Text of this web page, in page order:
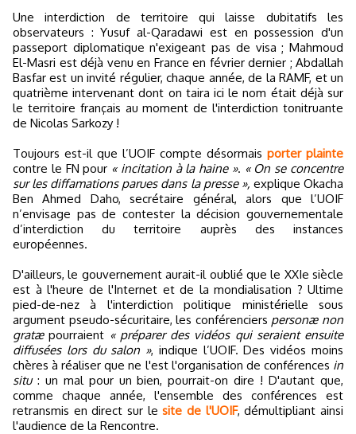
Une interdiction de territoire qui laisse dubitatifs les
observateurs : Yusuf al-Qaradawi est en possession d'un
passeport diplomatique n'exigeant pas de visa ; Mahmoud
El-Masri est déjà venu en France en février dernier ; Abdallah
Basfar est un invité régulier, chaque année, de la RAMF, et un
quatrième intervenant dont on taira ici le nom était déjà sur
le territoire français au moment de l'interdiction tonitruante
de Nicolas Sarkozy !
Toujours est-il que l’UOIF compte désormais porter plainte
contre le FN pour « incitation à la haine ». « On se concentre
sur les diffamations parues dans la presse », explique Okacha
Ben Ahmed Daho, secrétaire général, alors que l’UOIF
n’envisage pas de contester la décision gouvernementale
d’interdiction du territoire auprès des instances
européennes.
D'ailleurs, le gouvernement aurait-il oublié que le XXIe siècle
est à l'heure de l'Internet et de la mondialisation ? Ultime
pied-de-nez à l'interdiction politique ministérielle sous
argument pseudo-sécuritaire, les conférenciers personæ non
gratæpourraient « préparer des vidéos qui seraient ensuite
diffusées lors du salon », indique l’UOIF. Des vidéos moins
chères à réaliser que ne l'est l'organisation de conférences in
situ: un mal pour un bien, pourrait-on dire ! D'autant que,
comme chaque année, l'ensemble des conférences est
retransmis en direct sur le site de l'UOIF, démultipliant ainsi
l'audience de la Rencontre.